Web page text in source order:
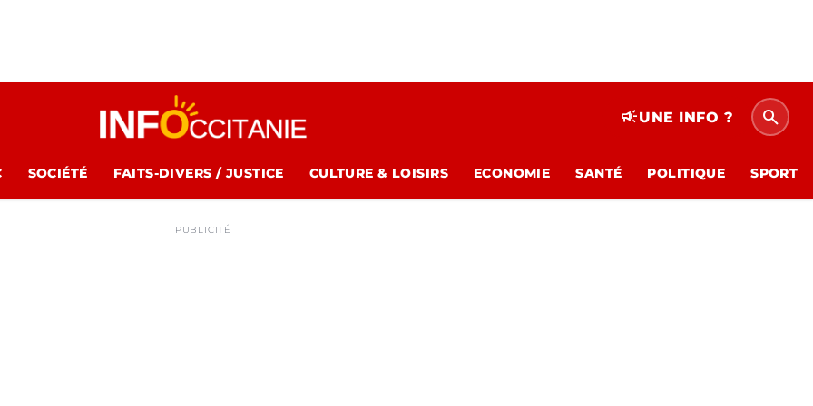
campaignUNE INFO ? search
SOCIÉTÉ FAITS-DIVERS / JUSTICE CULTURE & LOISIRS ECONOMIE SANTÉ POLITIQUE SPORT
PUBLICITÉ